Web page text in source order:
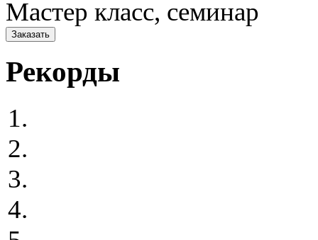
Мастер класс, семинар
Заказать
Рекорды